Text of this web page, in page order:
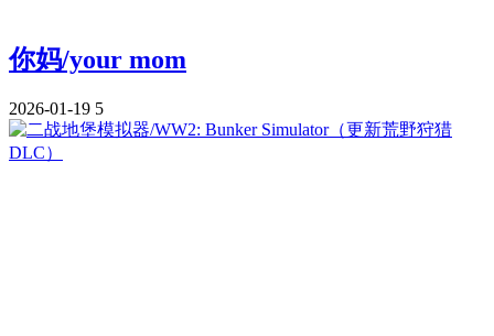
你妈/your mom
2026-01-19 5